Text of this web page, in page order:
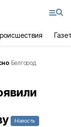
Белгород
Новость